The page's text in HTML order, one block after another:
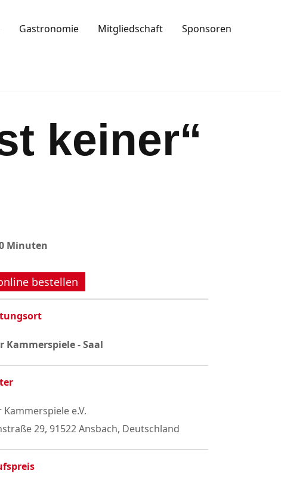
Gastronomie Mitgliedschaft Sponsoren
keiner“
Minuten
bestellen
Kammerspiele - Saal
e.V.
29, 91522 Ansbach, Deutschland